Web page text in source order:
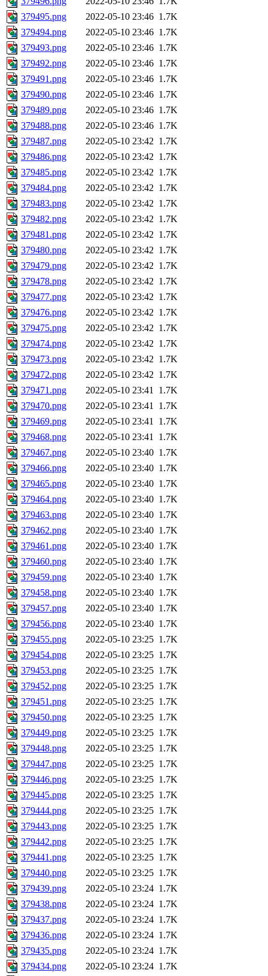
379495.png
2022-05-10 23:46 1.7K
379494.png
2022-05-10 23:46 1.7K
379493.png
2022-05-10 23:46 1.7K
379492.png
2022-05-10 23:46 1.7K
379491.png
2022-05-10 23:46 1.7K
379490.png
2022-05-10 23:46 1.7K
379489.png
2022-05-10 23:46 1.7K
379488.png
2022-05-10 23:46 1.7K
379487.png
2022-05-10 23:42 1.7K
379486.png
2022-05-10 23:42 1.7K
379485.png
2022-05-10 23:42 1.7K
379484.png
2022-05-10 23:42 1.7K
379483.png
2022-05-10 23:42 1.7K
379482.png
2022-05-10 23:42 1.7K
379481.png
2022-05-10 23:42 1.7K
379480.png
2022-05-10 23:42 1.7K
379479.png
2022-05-10 23:42 1.7K
379478.png
2022-05-10 23:42 1.7K
379477.png
2022-05-10 23:42 1.7K
379476.png
2022-05-10 23:42 1.7K
379475.png
2022-05-10 23:42 1.7K
379474.png
2022-05-10 23:42 1.7K
379473.png
2022-05-10 23:42 1.7K
379472.png
2022-05-10 23:42 1.7K
379471.png
2022-05-10 23:41 1.7K
379470.png
2022-05-10 23:41 1.7K
379469.png
2022-05-10 23:41 1.7K
379468.png
2022-05-10 23:41 1.7K
379467.png
2022-05-10 23:40 1.7K
379466.png
2022-05-10 23:40 1.7K
379465.png
2022-05-10 23:40 1.7K
379464.png
2022-05-10 23:40 1.7K
379463.png
2022-05-10 23:40 1.7K
379462.png
2022-05-10 23:40 1.7K
379461.png
2022-05-10 23:40 1.7K
379460.png
2022-05-10 23:40 1.7K
379459.png
2022-05-10 23:40 1.7K
379458.png
2022-05-10 23:40 1.7K
379457.png
2022-05-10 23:40 1.7K
379456.png
2022-05-10 23:40 1.7K
379455.png
2022-05-10 23:25 1.7K
379454.png
2022-05-10 23:25 1.7K
379453.png
2022-05-10 23:25 1.7K
379452.png
2022-05-10 23:25 1.7K
379451.png
2022-05-10 23:25 1.7K
379450.png
2022-05-10 23:25 1.7K
379449.png
2022-05-10 23:25 1.7K
379448.png
2022-05-10 23:25 1.7K
379447.png
2022-05-10 23:25 1.7K
379446.png
2022-05-10 23:25 1.7K
379445.png
2022-05-10 23:25 1.7K
379444.png
2022-05-10 23:25 1.7K
379443.png
2022-05-10 23:25 1.7K
379442.png
2022-05-10 23:25 1.7K
379441.png
2022-05-10 23:25 1.7K
379440.png
2022-05-10 23:25 1.7K
379439.png
2022-05-10 23:24 1.7K
379438.png
2022-05-10 23:24 1.7K
379437.png
2022-05-10 23:24 1.7K
379436.png
2022-05-10 23:24 1.7K
379435.png
2022-05-10 23:24 1.7K
379434.png
2022-05-10 23:24 1.7K